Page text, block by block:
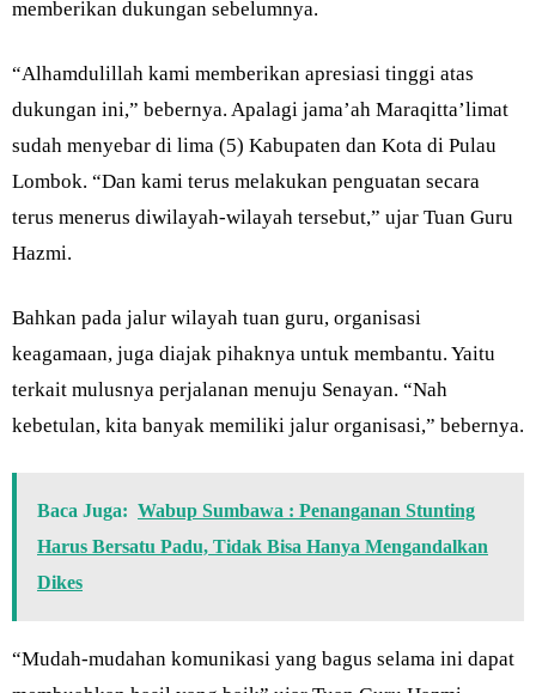
memberikan dukungan sebelumnya.
“Alhamdulillah kami memberikan apresiasi tinggi atas
dukungan ini,” bebernya. Apalagi jama’ah Maraqitta’limat
sudah menyebar di lima (5) Kabupaten dan Kota di Pulau
Lombok. “Dan kami terus melakukan penguatan secara
terus menerus diwilayah-wilayah tersebut,” ujar Tuan Guru
Hazmi.
Bahkan pada jalur wilayah tuan guru, organisasi
keagamaan, juga diajak pihaknya untuk membantu. Yaitu
terkait mulusnya perjalanan menuju Senayan. “Nah
kebetulan, kita banyak memiliki jalur organisasi,” bebernya.
Baca Juga: Wabup Sumbawa : Penanganan Stunting
Harus Bersatu Padu, Tidak Bisa Hanya Mengandalkan
Dikes
“Mudah-mudahan komunikasi yang bagus selama ini dapat